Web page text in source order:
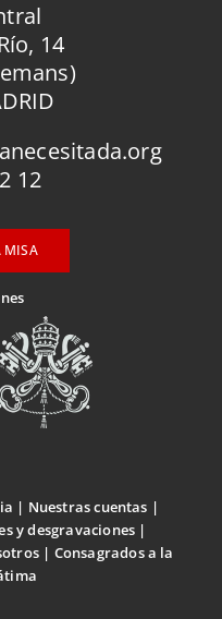
14
12
MISA
Nuestras cuentas
y desgravaciones
Consagrados a la